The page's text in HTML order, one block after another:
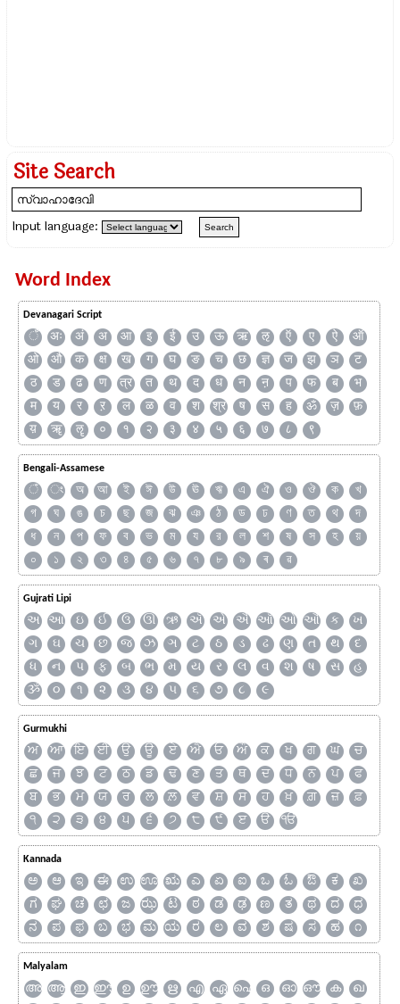
Site Search
Input language:
Word Index
Devanagari Script
ँ अः अं अ आ इ ई उ ऊ ऋ ऌ ऍ ए ऐ
ऑ
ओ
औ क क्ष ख ग घ ङ च छ ज्ञ ज झ ञ
ट
ठ
ड ढ ण त्र त थ द ध न ऩ प फ ब
भ
म
य र ऱ ल ळ व श श्र ष स ह ॐ ज़
फ़
य़
ॠ ॡ ० १ २ ३ ४ ५ ६ ७ ८ ९
Bengali-Assamese
ঁ ং অ আ ই ঈ উ ঊ ঋ এ ঐ ও ঔ ক
খ
গ
ঘ ঙ চ ছ জ ঝ ঞ ঠ ড ঢ ণ ত থ
দ
ধ
ন প ফ ব ভ ম য র ল শ ষ স হ
য়
০
১ ২ ৩ ৪ ৫ ৬ ৭ ৮ ৯ ৰ ৱ
Gujrati Lipi
અ આ ઇ ઈ ઉ ઊ ઋ ઍ એ ઐ ઑ ઓ ઔ ક
ખ
ગ
ઘ ચ છ જ ઝ ઞ ટ ઠ ડ ઢ ણ ત થ
દ
ધ
ન પ ફ બ ભ મ ય ર લ વ શ ષ સ
હ
ૐ
૦ ૧ ૨ ૩ ૪ ૫ ૬ ૭ ૮ ૯
Gurmukhi
ਅ ਆ ਇ ਈ ਉ ਊ ਏ ਐ ਓ ਔ ਕ ਖ ਗ ਘ
ਚ
ਛ
ਜ ਝ ਟ ਠ ਡ ਢ ਣ ਤ ਥ ਦ ਧ ਨ ਪ
ਫ
ਬ
ਭ ਮ ਯ ਰ ਲ ਲ਼ ਵ ਸ਼ ਸ ਹ ਖ਼ ਗ਼ ਜ਼
ਫ਼
੧
੨ ੩ ੪ ੫ ੬ ੭ ੮ ੯ ੲ ੳ ੴ
Kannada
ಅ ಆ ಇ ಈ ಉ ಊ ಋ ಎ ಏ ಐ ಒ ಓ ಔ ಕ
ಖ
ಗ
ಘ ಚ ಛ ಜ ಝ ಟ ಠ ಡ ಢ ಣ ತ ಥ ದ
ಧ
ನ
ಪ ಫ ಬ ಭ ಮ ಯ ರ ಲ ವ ಶ ಷ ಸ ಹ ೧
Malyalam
അ ആ ഇ ഈ ഉ ഊ ഋ എ ഏ ഐ ഒ ഓ ഔ ക
ഖ